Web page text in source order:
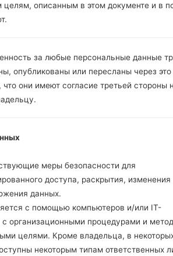
Если вы хотите
настройкам
Теперь выключите
режим. Все методы
Нажмите и
и Bixbi.
описанным в этом документе и в
за любые персональные данные
опубликованы или пересланы через это
они имеют согласие третьей стороны
меры безопасности для
доступа, раскрытия, изменения
данных.
с помощью компьютеров и/или IT-
с организационными процедурами и
целями. Кроме владельца, в
некоторым типам ответственных